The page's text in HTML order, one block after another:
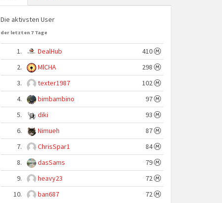
Die aktivsten User
der letzten 7 Tage
1. DealHub
410
2.
MlCHA
298
3.
texter1987
102
4.
bimbambino
97
5.
diki
93
6.
Nimueh
87
7.
ChrisSpar1
84
8.
dasSams
79
9.
heavy23
72
10.
ban687 72